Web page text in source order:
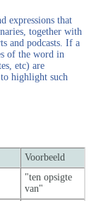
expressions that
together with
and podcasts. If a
of the word in
etc) are
highlight such
Voorbeeld
"ten opsigte
van"